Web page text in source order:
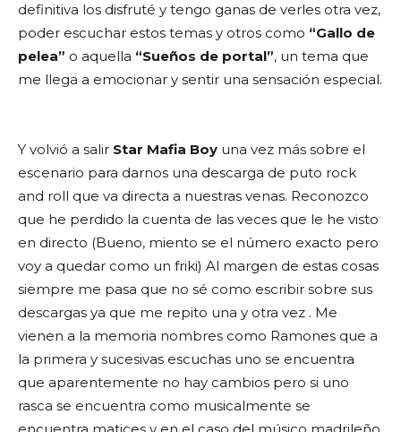
definitiva los disfruté y tengo ganas de verles otra vez,
poder escuchar estos temas y otros como “Gallo de
pelea” o aquella “Sueños de portal”, un tema que
me llega a emocionar y sentir una sensación especial.
Y volvió a salir Star Mafia Boy una vez más sobre el
escenario para darnos una descarga de puto rock
and roll que va directa a nuestras venas. Reconozco
que he perdido la cuenta de las veces que le he visto
en directo (Bueno, miento se el número exacto pero
voy a quedar como un friki) Al margen de estas cosas
siempre me pasa que no sé como escribir sobre sus
descargas ya que me repito una y otra vez . Me
vienen a la memoria nombres como Ramones que a
la primera y sucesivas escuchas uno se encuentra
que aparentemente no hay cambios pero si uno
rasca se encuentra como musicalmente se